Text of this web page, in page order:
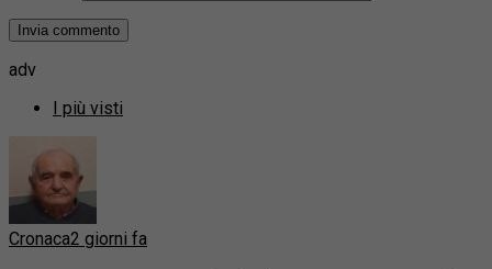
adv
I più visti
Cronaca2 giorni fa